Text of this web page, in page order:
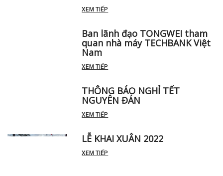
MỪNG NGÀY PHỤ NỮ VIỆT
NAM 20/10
XEM TIẾP
Ban lãnh đạo TONGWEI tham
quan nhà máy TECHBANK Việt
Nam
XEM TIẾP
THÔNG BÁO NGHỈ TẾT
NGUYÊN ĐÁN
XEM TIẾP
LỄ KHAI XUÂN 2022